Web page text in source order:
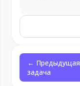
← Предыдущая
задача